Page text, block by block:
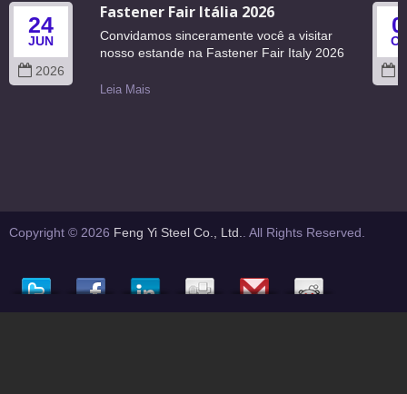
24
JUN
2026
Fastener Fair Itália 2026
Convidamos sinceramente você a visitar
nosso estande na Fastener Fair Italy 2026
Leia Mais
Copyright © 2026 Feng Yi Steel Co., Ltd. . All Rights Reserved.